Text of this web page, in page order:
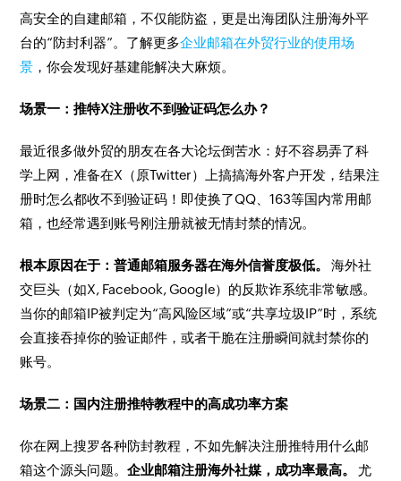
高安全的自建邮箱，不仅能防盗，更是出海团队注册海外平
台的“防封利器”。了解更多企业邮箱在外贸行业的使用场
景 ，你会发现好基建能解决大麻烦。
场景一：推特X注册收不到验证码怎么办？
最近很多做外贸的朋友在各大论坛倒苦水：好不容易弄了科
学上网，准备在X（原Twitter）上搞搞海外客户开发，结果注
册时怎么都收不到验证码！即使换了QQ、163等国内常用邮
箱，也经常遇到账号刚注册就被无情封禁的情况。
根本原因在于：普通邮箱服务器在海外信誉度极低。
海外社
交巨头（如X, Facebook, Google）的反欺诈系统非常敏感。
当你的邮箱IP被判定为“高风险区域”或“共享垃圾IP”时，系统
会直接吞掉你的验证邮件，或者干脆在注册瞬间就封禁你的
账号。
场景二：国内注册推特教程中的高成功率方案
你在网上搜罗各种防封教程，不如先解决注册推特用什么邮
箱这个源头问题。企业邮箱注册海外社媒，成功率最高。
尤